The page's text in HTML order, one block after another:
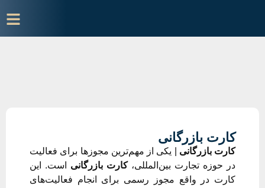
کارت بازرگانی
کارت بازرگانی | یکی از مهم‌ترین مجوزها برای فعالیت
در حوزه تجارت بین‌المللی،کارت بازرگانی است. این
کارت در واقع مجوز رسمی برای انجام فعالیت‌های